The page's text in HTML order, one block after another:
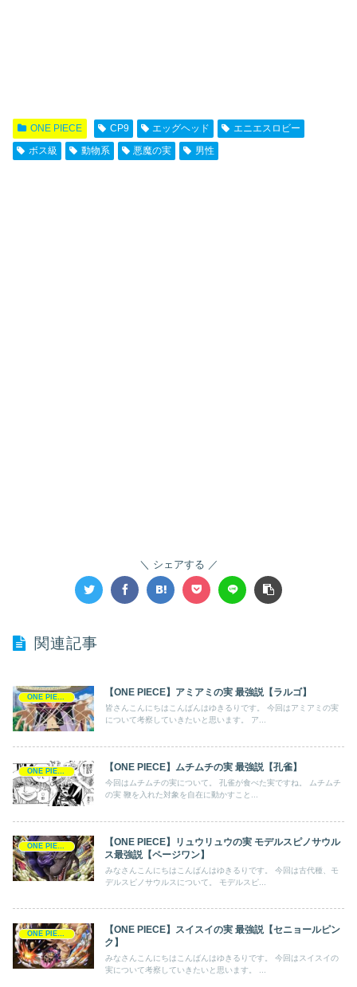
ONE PIECE CP9 エッグヘッド
エニエスロビー
ボス級
動物系 悪魔の実 男性
シェアする
関連記事
【ONE PIECE】アミアミの実 最強説【ラルゴ】
皆さんこんにちはこんばんはゆきるりです。 今回はアミアミの実
について考察していきたいと思います。 ア...
ONE PIECE 【ONE PIECE】ムチムチの実 最強説【孔雀】
今回はムチムチの実について。 孔雀が食べた実ですね。 ムチムチ
の実 鞭を入れた対象を自在に動かすこと...
ONE PIECE
【ONE PIECE】リュウリュウの実 モデルスピノサウル
ス最強説【ページワン】
みなさんこんにちはこんばんはゆきるりです。 今回は古代種、モ
デルスピノサウルスについて。 モデルスピ...
ONE PIECE
【ONE PIECE】スイスイの実 最強説【セニョールピン
ク】
みなさんこんにちはこんばんはゆきるりです。 今回はスイスイの
実について考察していきたいと思います。 ...